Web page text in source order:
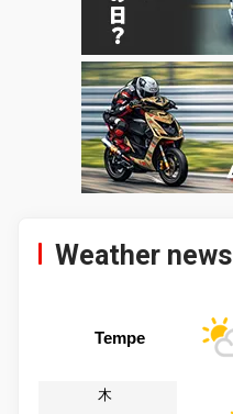
Weather news
Tempe
木